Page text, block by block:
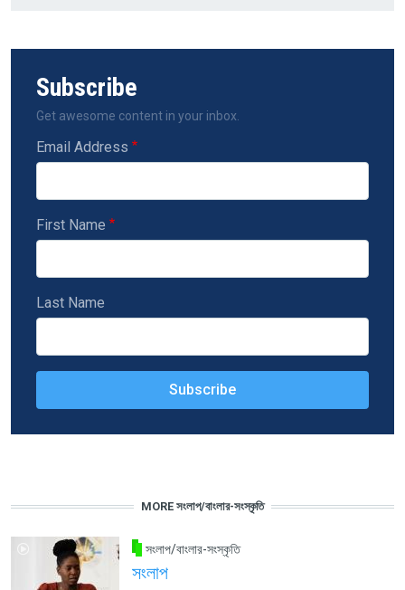
Subscribe
Get awesome content in your inbox.
Email Address
First Name
Last Name
MORE সংলাপ/বাংলার-সংস্কৃতি
সংলাপ/বাংলার-সংস্কৃতি
সংলাপ